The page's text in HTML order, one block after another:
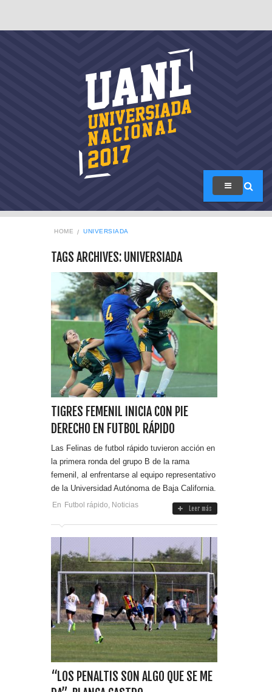
HOME UNIVERSIADA
TAGS ARCHIVES: UNIVERSIADA
TIGRES FEMENIL INICIA CON PIE
DERECHO EN FUTBOL RÁPIDO
Las Felinas de futbol rápido tuvieron acción en
la primera ronda del grupo B de la rama
femenil, al enfrentarse al equipo representativo
de la Universidad Autónoma de Baja California.
En Futbol rápido Noticias Leer más
“LOS PENALTIS SON ALGO QUE SE ME